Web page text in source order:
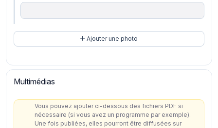
Ajouter une photo
Multimédias
Vous pouvez ajouter ci-dessous des fichiers PDF si
nécessaire (si vous avez un programme par exemple).
Une fois publiées, elles pourront être diffusées sur